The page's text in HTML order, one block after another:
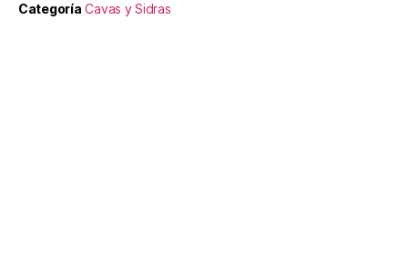
Categoría Cavas y Sidras